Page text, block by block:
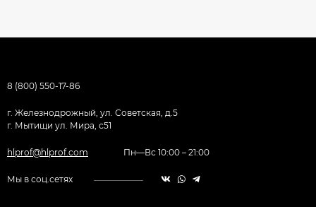
8 (800) 550-17-86
г. Железнодрожный, ул. Советская, д.5
г. Мытищи ул. Мира, с51
hlprof@hlprof.com Пн—Вс 10:00 – 21:00
Мы в соц.сетях